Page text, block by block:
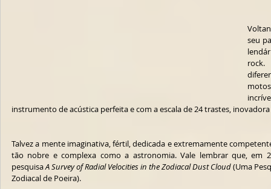
seu
rock.
instrumento de acústica perfeita e com a escala de 24 trastes,
Talvez a mente imaginativa, fértil, dedicada e extremamente
tão nobre e complexa como a astronomia. Vale lembrar que, em
pesquisa A Survey of Radial Velocities in the Zodiacal Dust Cloud (Uma
Zodiacal de Poeira).